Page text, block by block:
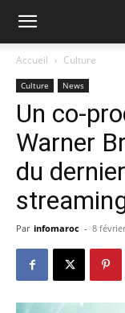
Accueil Culture
Culture News
Un co-
Warner
du
Par infomaroc - 8